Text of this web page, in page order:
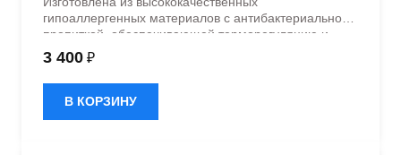
гипоаллергенных материалов с антибактериальной
пропиткой, обеспечивающей терморегуляцию и
быстрое влагоотведение. Одежда обладает
эластичностью в 5 направлениях и стильным
дизайном.
3 400 ₽
В КОРЗИНУ